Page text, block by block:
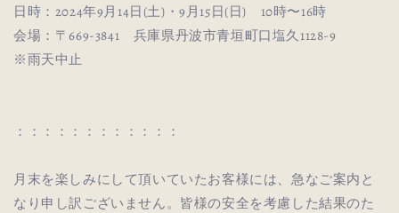
日時：2024年9月14日(土)・9月15日(日) 10時〜16時
会場：〒669-3841 兵庫県丹波市青垣町口塩久1128-9
※雨天中止
：：：：：：：：：：：：
月末を楽しみにして頂いていたお客様には、急なご案内と
なり申し訳ございません。皆様の安全を考慮した結果のた